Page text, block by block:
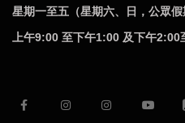
星期一至五（星期六、日，公眾假
上午9:00 至下午1:00 及下午2:00